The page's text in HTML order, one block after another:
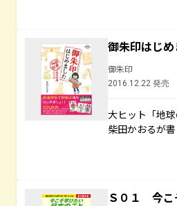
御朱印はじ
御朱印
2016.12.22 発売
大ヒット「地
柴田かおるが
Ｓ０１ 今こ